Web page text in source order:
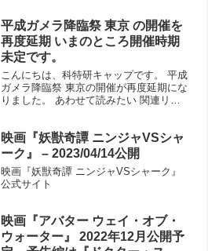
ス ジャグラーの影が見え隠れしているよ
う...
平成ガメラ降臨祭 東京 の開催を
再度延期 いまのところ開催時期
未定です。
こんにちは、科特研キャップです。 平成
ガメラ降臨祭 東京の開催が再度延期にな
りました。 あわせて読みたい 関連リン
映画『妖獣奇譚 ニンジャVSシャ
ーク』 – 2023/04/14公開
映画『妖獣奇譚 ニンジャVSシャーク』
公式サイト
映画『アバター ウェイ・オブ・
ウォーター』 2022年12月公開予